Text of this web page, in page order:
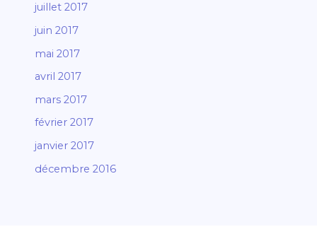
juillet 2017
juin 2017
mai 2017
avril 2017
mars 2017
février 2017
janvier 2017
décembre 2016